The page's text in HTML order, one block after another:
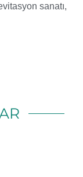
sanatı,